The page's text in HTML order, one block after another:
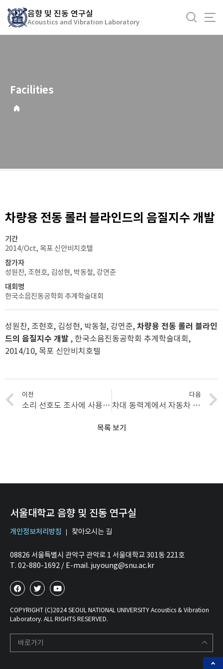
음향 및 진동 연구실
Acoustics and Vibration Laboratory
Facilities
차량용 전동 롤러 블라인드의 음질지수 개발
기간
2014/Oct, 목포 신안비치호텔
참가자
성원찬, 조현호, 김성현, 박동철, 강연준
대회명
한국소음진동공학회 추계학술대회
성원찬, 조현호, 김성현, 박동철, 강연준, 차량용 전동 롤러 블라인
드의 음질지수 개발 , 한국소음진동공학회 추계학술대회,
2014/10, 목포 신안비치호텔
이전
소리 선호도 조사에 사용하는 청음평가법의 비교 연구
다음
차대 동력계에서 자동차 구속조건에 따른 거동 특성 비교
목록 보기
서울대학교 음향 및 진동 연구실
개인정보처리방침 찾아오시는 길
08826 서울특별시 관악구 관악로 1 서울대학교 301동 221호
T. 02-880-1692 / E-mail. juyoung@snu.ac.kr
COPYRIGHT (C)2024 SEOUL NATIONAL UNIVERSITY Acoustics & Vibration
Laboratory. ALL RIGHTS RESERVED.
바로가기